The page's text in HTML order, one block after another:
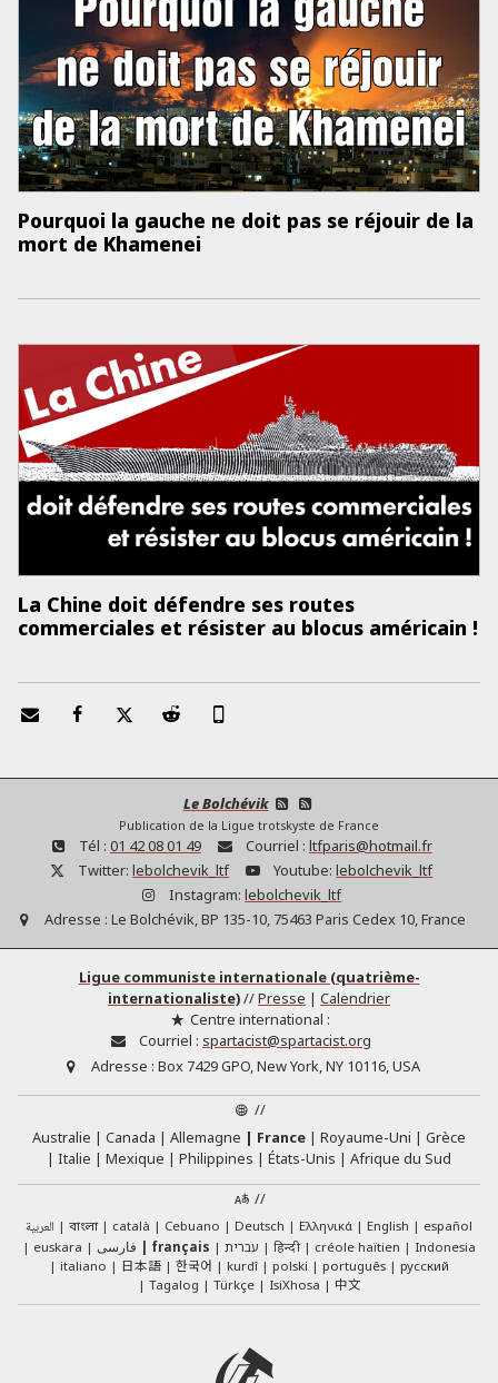
Pourquoi la gauche ne doit pas se réjouir de la
mort de Khamenei
La Chine doit défendre ses routes
commerciales et résister au blocus américain !
Le Bolchévik
Publication de la Ligue trotskyste de France
Tél : 01 42 08 01 49 Courriel : ltfparis@hotmail.fr
Twitter: lebolchevik_ltf Youtube: lebolchevik_ltf
Instagram: lebolchevik_ltf
Adresse : Le Bolchévik, BP 135-10, 75463 Paris Cedex 10, France
Ligue communiste internationale (quatrième-
internationaliste)//Presse | Calendrier
Centre international :
Courriel : spartacist@spartacist.org
Adresse : Box 7429 GPO, New York, NY 10116, USA
//
Australie
Canada Allemagne France Royaume-Uni
Grèce
Italie
Mexique Philippines États-Unis
Afrique du Sud
//
العربية বাংলা català Cebuano Deutsch Ελληνικά English
español
euskara
فارسی français עברית हिन्दी créole haïtien
Indonesia
italiano
日本語 한국어 kurdî polski português
русский
Tagalog
Türkçe IsiXhosa 中文